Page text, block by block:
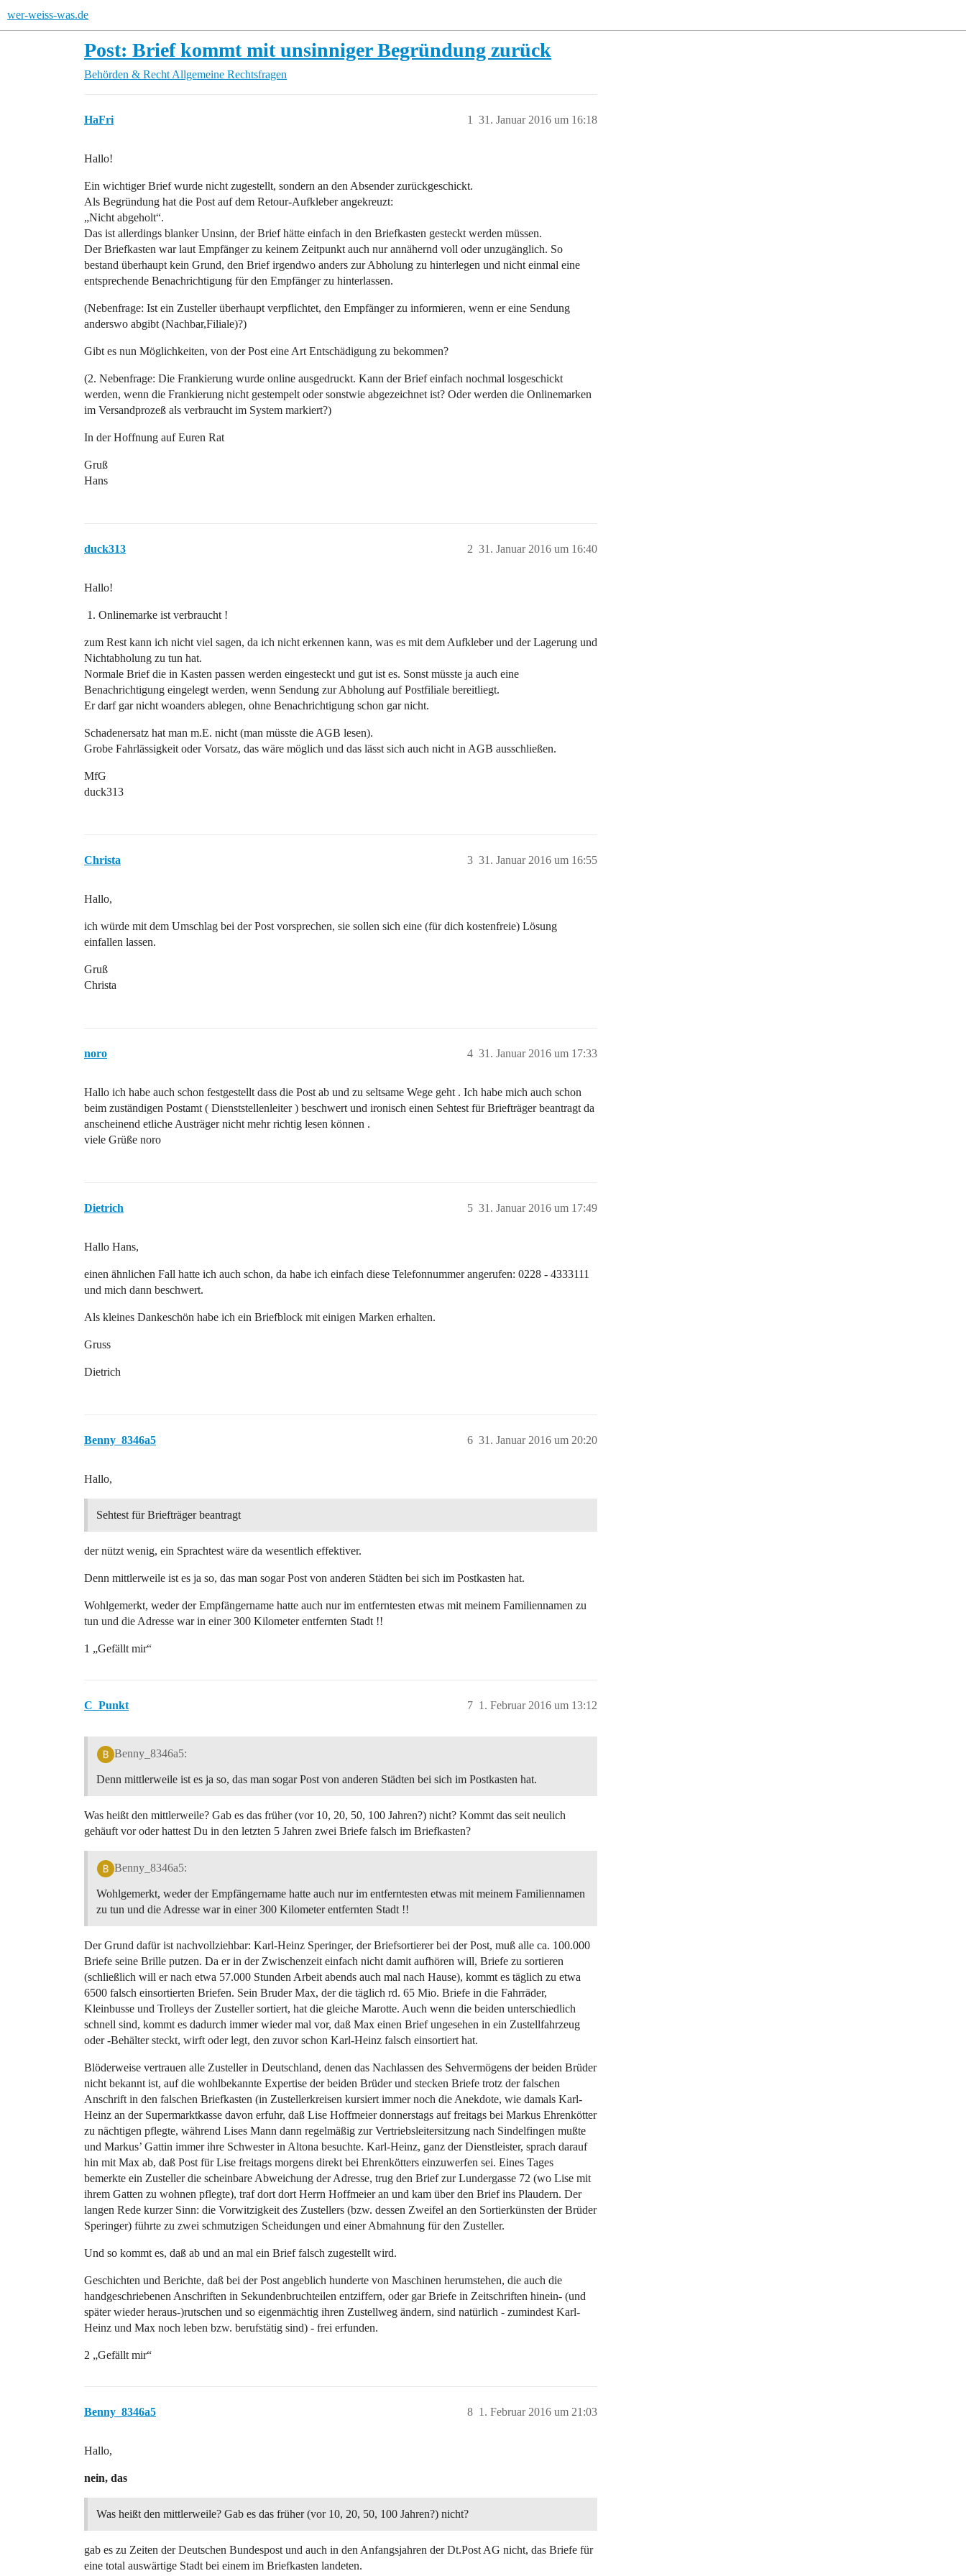
wer-weiss-was.de
Post: Brief kommt mit unsinniger Begründung zurück
Behörden & Recht Allgemeine Rechtsfragen
HaFri 31. Januar 2016 um 16:18
1
Hallo!
Ein wichtiger Brief wurde nicht zugestellt, sondern an den Absender zurückgeschickt.
Als Begründung hat die Post auf dem Retour-Aufkleber angekreuzt:
„Nicht abgeholt“.
Das ist allerdings blanker Unsinn, der Brief hätte einfach in den Briefkasten gesteckt werden müssen.
Der Briefkasten war laut Empfänger zu keinem Zeitpunkt auch nur annähernd voll oder unzugänglich. So
bestand überhaupt kein Grund, den Brief irgendwo anders zur Abholung zu hinterlegen und nicht einmal eine
entsprechende Benachrichtigung für den Empfänger zu hinterlassen.
(Nebenfrage: Ist ein Zusteller überhaupt verpflichtet, den Empfänger zu informieren, wenn er eine Sendung
anderswo abgibt (Nachbar,Filiale)?)
Gibt es nun Möglichkeiten, von der Post eine Art Entschädigung zu bekommen?
(2. Nebenfrage: Die Frankierung wurde online ausgedruckt. Kann der Brief einfach nochmal losgeschickt
werden, wenn die Frankierung nicht gestempelt oder sonstwie abgezeichnet ist? Oder werden die Onlinemarken
im Versandprozeß als verbraucht im System markiert?)
In der Hoffnung auf Euren Rat
Gruß
Hans
duck313 31. Januar 2016 um 16:40
2
Hallo!
Onlinemarke ist verbraucht !
zum Rest kann ich nicht viel sagen, da ich nicht erkennen kann, was es mit dem Aufkleber und der Lagerung und
Nichtabholung zu tun hat.
Normale Brief die in Kasten passen werden eingesteckt und gut ist es. Sonst müsste ja auch eine
Benachrichtigung eingelegt werden, wenn Sendung zur Abholung auf Postfiliale bereitliegt.
Er darf gar nicht woanders ablegen, ohne Benachrichtigung schon gar nicht.
Schadenersatz hat man m.E. nicht (man müsste die AGB lesen).
Grobe Fahrlässigkeit oder Vorsatz, das wäre möglich und das lässt sich auch nicht in AGB ausschließen.
MfG
duck313
Christa 31. Januar 2016 um 16:55
3
Hallo,
ich würde mit dem Umschlag bei der Post vorsprechen, sie sollen sich eine (für dich kostenfreie) Lösung
einfallen lassen.
Gruß
Christa
noro 31. Januar 2016 um 17:33
4
Hallo ich habe auch schon festgestellt dass die Post ab und zu seltsame Wege geht . Ich habe mich auch schon
beim zuständigen Postamt ( Dienststellenleiter ) beschwert und ironisch einen Sehtest für Briefträger beantragt da
anscheinend etliche Austräger nicht mehr richtig lesen können .
viele Grüße noro
Dietrich 31. Januar 2016 um 17:49
5
Hallo Hans,
einen ähnlichen Fall hatte ich auch schon, da habe ich einfach diese Telefonnummer angerufen: 0228 - 4333111
und mich dann beschwert.
Als kleines Dankeschön habe ich ein Briefblock mit einigen Marken erhalten.
Gruss
Dietrich
Benny_8346a5 31. Januar 2016 um 20:20
6
Hallo,
Sehtest für Briefträger beantragt
der nützt wenig, ein Sprachtest wäre da wesentlich effektiver.
Denn mittlerweile ist es ja so, das man sogar Post von anderen Städten bei sich im Postkasten hat.
Wohlgemerkt, weder der Empfängername hatte auch nur im entferntesten etwas mit meinem Familiennamen zu
tun und die Adresse war in einer 300 Kilometer entfernten Stadt !!
1 „Gefällt mir“
C_Punkt 1. Februar 2016 um 13:12
7
Benny_8346a5:
Denn mittlerweile ist es ja so, das man sogar Post von anderen Städten bei sich im Postkasten hat.
Was heißt den mittlerweile? Gab es das früher (vor 10, 20, 50, 100 Jahren?) nicht? Kommt das seit neulich
gehäuft vor oder hattest Du in den letzten 5 Jahren zwei Briefe falsch im Briefkasten?
Benny_8346a5:
Wohlgemerkt, weder der Empfängername hatte auch nur im entferntesten etwas mit meinem Familiennamen
zu tun und die Adresse war in einer 300 Kilometer entfernten Stadt !!
Der Grund dafür ist nachvollziehbar: Karl-Heinz Speringer, der Briefsortierer bei der Post, muß alle ca. 100.000
Briefe seine Brille putzen. Da er in der Zwischenzeit einfach nicht damit aufhören will, Briefe zu sortieren
(schließlich will er nach etwa 57.000 Stunden Arbeit abends auch mal nach Hause), kommt es täglich zu etwa
6500 falsch einsortierten Briefen. Sein Bruder Max, der die täglich rd. 65 Mio. Briefe in die Fahrräder,
Kleinbusse und Trolleys der Zusteller sortiert, hat die gleiche Marotte. Auch wenn die beiden unterschiedlich
schnell sind, kommt es dadurch immer wieder mal vor, daß Max einen Brief ungesehen in ein Zustellfahrzeug
oder -Behälter steckt, wirft oder legt, den zuvor schon Karl-Heinz falsch einsortiert hat.
Blöderweise vertrauen alle Zusteller in Deutschland, denen das Nachlassen des Sehvermögens der beiden Brüder
nicht bekannt ist, auf die wohlbekannte Expertise der beiden Brüder und stecken Briefe trotz der falschen
Anschrift in den falschen Briefkasten (in Zustellerkreisen kursiert immer noch die Anekdote, wie damals Karl-
Heinz an der Supermarktkasse davon erfuhr, daß Lise Hoffmeier donnerstags auf freitags bei Markus Ehrenkötter
zu nächtigen pflegte, während Lises Mann dann regelmäßig zur Vertriebsleitersitzung nach Sindelfingen mußte
und Markus’ Gattin immer ihre Schwester in Altona besuchte. Karl-Heinz, ganz der Dienstleister, sprach darauf
hin mit Max ab, daß Post für Lise freitags morgens direkt bei Ehrenkötters einzuwerfen sei. Eines Tages
bemerkte ein Zusteller die scheinbare Abweichung der Adresse, trug den Brief zur Lundergasse 72 (wo Lise mit
ihrem Gatten zu wohnen pflegte), traf dort dort Herrn Hoffmeier an und kam über den Brief ins Plaudern. Der
langen Rede kurzer Sinn: die Vorwitzigkeit des Zustellers (bzw. dessen Zweifel an den Sortierkünsten der Brüder
Speringer) führte zu zwei schmutzigen Scheidungen und einer Abmahnung für den Zusteller.
Und so kommt es, daß ab und an mal ein Brief falsch zugestellt wird.
Geschichten und Berichte, daß bei der Post angeblich hunderte von Maschinen herumstehen, die auch die
handgeschriebenen Anschriften in Sekundenbruchteilen entziffern, oder gar Briefe in Zeitschriften hinein- (und
später wieder heraus-)rutschen und so eigenmächtig ihren Zustellweg ändern, sind natürlich - zumindest Karl-
Heinz und Max noch leben bzw. berufstätig sind) - frei erfunden.
2 „Gefällt mir“
Benny_8346a5 1. Februar 2016 um 21:03
8
Hallo,
nein, das
Was heißt den mittlerweile? Gab es das früher (vor 10, 20, 50, 100 Jahren?) nicht?
gab es zu Zeiten der Deutschen Bundespost und auch in den Anfangsjahren der Dt.Post AG nicht, das Briefe für
eine total auswärtige Stadt bei einem im Briefkasten landeten.